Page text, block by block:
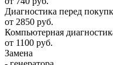
Диагностика перед
от 2850 руб.
Компьютерная
от 1100 руб.
Замена